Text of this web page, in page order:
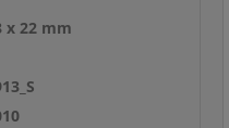
x 22 mm